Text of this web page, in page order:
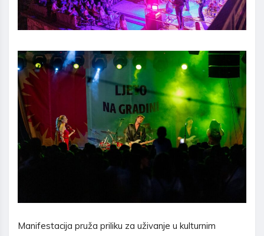
Manifestacija pruža priliku za uživanje u kulturnim